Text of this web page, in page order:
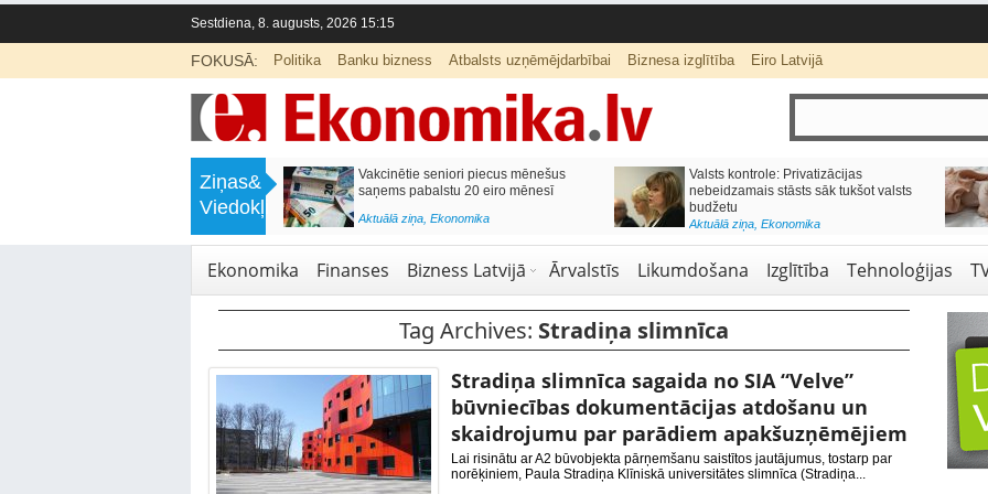
Sestdiena, 8. augusts, 2026 15:15
FOKUSĀ: Politika Banku bizness Atbalsts uzņēmējdarbībai Biznesa izglītība Eiro Latvijā
Ziņas&
Viedokļi
Labklājības ministrija rosina reformēt
un būtiski uzlabot vecāku pabalstu
Kā sagatavot bērnu skolai,
nepārslogojot ģimenes budžetu?
Aktuālā ziņa, Izglītība
Septiņos mēnešos Vivi vilcienos
pārvadāti 12 miljoni pasažieru; jūlijā
97,4 % reisu izpildīti laikā
Aktuālā ziņa, Bizness Latvijā
Ekonomika Finanses Bizness Latvijā Ārvalstīs Likumdošana Izglītība Tehnoloģijas
Tag Archives: Stradiņa slimnīca
Stradiņa slimnīca sagaida no SIA “Velve”
būvniecības dokumentācijas atdošanu un
skaidrojumu par parādiem apakšuzņēmējiem
Lai risinātu ar A2 būvobjekta pārņemšanu saistītos jautājumus, tostarp par
norēķiniem, Paula Stradiņa Klīniskā universitātes slimnīca (Stradiņa...